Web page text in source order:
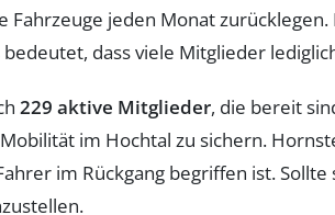
Fahrzeuge jeden Monat
bedeutet, dass viele Mitglieder
229 aktive Mitglieder, die bereit
im Hochtal zu sichern.
im Rückgang begriffen ist.